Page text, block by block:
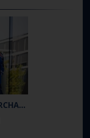
FR, 07.08.2026 // PROFIS, MERCHANDISE